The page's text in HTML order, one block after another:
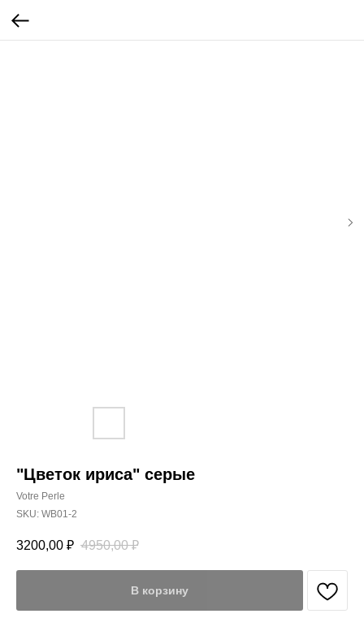
"Цветок ириса" серые
Votre Perle
SKU: WB01-2
3200,00 ₽ 4950,00 ₽
В корзину